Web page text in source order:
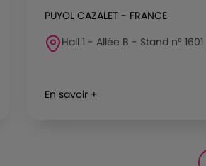
PUYOL CAZALET - FRANCE
Hall 1 - Allée B - Stand n° 1601
En savoir +